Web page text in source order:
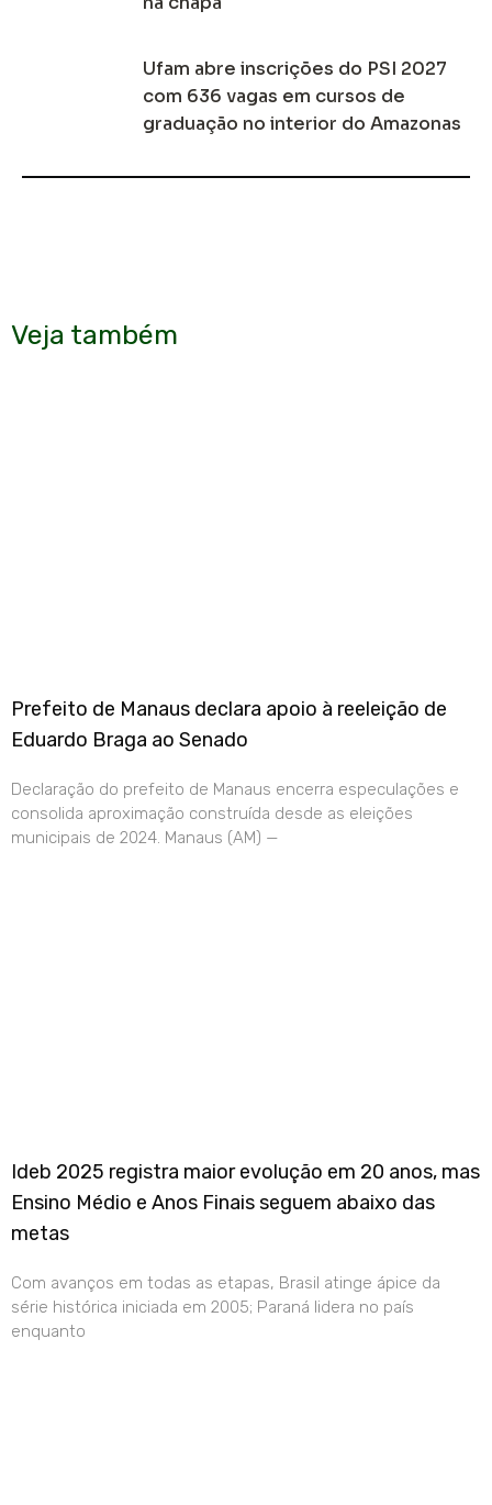
Ufam abre inscrições do PSI 2027
com 636 vagas em cursos de
graduação no interior do Amazonas
Veja também
Prefeito de Manaus declara apoio à reeleição de
Eduardo Braga ao Senado
Declaração do prefeito de Manaus encerra especulações e
consolida aproximação construída desde as eleições
municipais de 2024. Manaus (AM) —
Ideb 2025 registra maior evolução em 20 anos, mas
Ensino Médio e Anos Finais seguem abaixo das
metas
Com avanços em todas as etapas, Brasil atinge ápice da
série histórica iniciada em 2005; Paraná lidera no país
enquanto